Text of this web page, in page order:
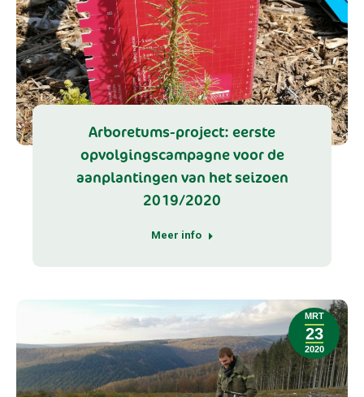
Arboretums-project: eerste
opvolgingscampagne voor de
aanplantingen van het seizoen
2019/2020
Meer info
MRT
23
2020